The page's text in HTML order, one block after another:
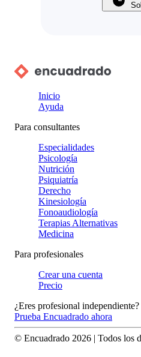
Inicio
Ayuda
Para consultantes
Especialidades
Psicología
Nutrición
Psiquiatría
Derecho
Kinesiología
Fonoaudiología
Terapias Alternativas
Medicina
Para profesionales
Crear una cuenta
Precio
¿Eres profesional independiente?
Prueba Encuadrado ahora
© Encuadrado 2026 | Todos los